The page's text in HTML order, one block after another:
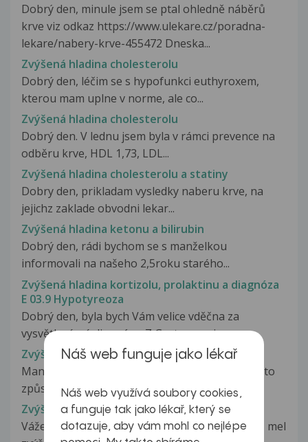
Dobrý den, minule jsem se ptal ohledně náběrů
krve viz odkaz https://www.ulekare.cz/poradna-
lekare/nabery-krve-455472 Dneska...
Zvýšená hladina cholesterolu
Dobrý den, léčim se s hypofunkci euthyroxem,
kterou mam uplne v norme, ale co...
Zvýšená hladina cholesterolu
Dobrý den. V lednu jsem byla v rámci prevence na
odběru krve, HDL 1,73, LDL...
Zvýšená hladina cholesterolu a statiny
Dobry den, prikladam vysledky naberu krve, na
jejichz zaklade obvodni lekar...
Zvýšená hladina ketonu a bilirubin
Dobrý den, rádi bychom se s manželkou
informovali na našeho 2,5roku starého...
Zvýšená hladina kortizolu, prolaktinu a diagnóza
E 03.9 Hypotyreoza
Dobrý den, byla bych Vám velice vděčna za
vysvětlení mé diagnózy. Z Gastronomie...
Zvýšená hladina kreatininu
Manžel má zvýšenou hlad.kreatininu165.Čím je to
způsobeno, jak to léčit. Léky...
Zvýšená hladina kreatinkinazy u kojence
Vážená paní doktorko,prosím o radu. Syn 19 m, mel
Náš web funguje jako lékař
Náš web využívá soubory cookies,
a funguje tak jako lékař, který se
dotazuje, aby vám mohl co nejlépe